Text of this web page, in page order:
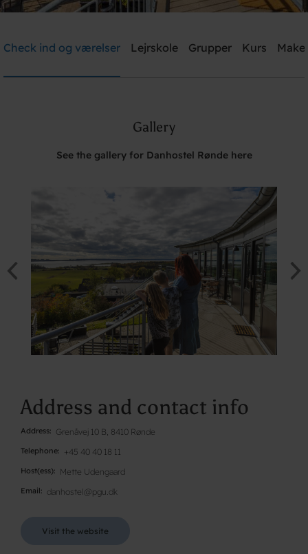
Need help? Ring:+45 40 40 18 11
Check ind og værelser Lejrskole Grupper Kurs
Gallery
See the gallery for Danhostel Rønde here
Address and contact info
Address Grenåvej 10 B, 8410 Rønde
Telephone +45 40 40 18 11
Host(ess) Mette Udengaard
Email danhostel@pgu.dk
Visit the website